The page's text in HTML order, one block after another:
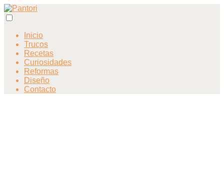
Inicio
Trucos
Recetas
Curiosidades
Reformas
Diseño
Contacto